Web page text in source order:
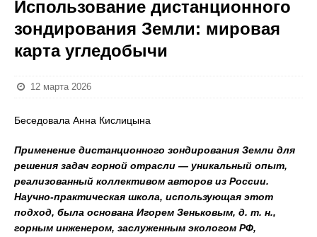
Использование дистанционного
зондирования Земли: мировая
карта угледобычи
12 марта 2026
Беседовала Анна Кислицына
Применение дистанционного зондирования Земли для
решения задач горной отрасли — уникальный опыт,
реализованный коллективом авторов из России.
Научно-практическая школа, использующая этот
подход, была основана Игорем Зеньковым, д. т. н.,
горным инженером, заслуженным экологом РФ,